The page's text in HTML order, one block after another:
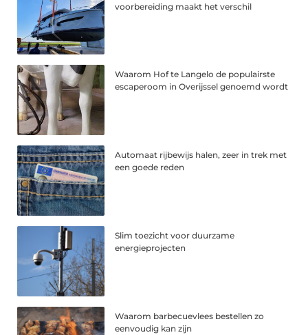
voorbereiding maakt het verschil
Waarom Hof te Langelo de populairste
escaperoom in Overijssel genoemd wordt
Automaat rijbewijs halen, zeer in trek met
een goede reden
Slim toezicht voor duurzame
energieprojecten
Waarom barbecuevlees bestellen zo
eenvoudig kan zijn